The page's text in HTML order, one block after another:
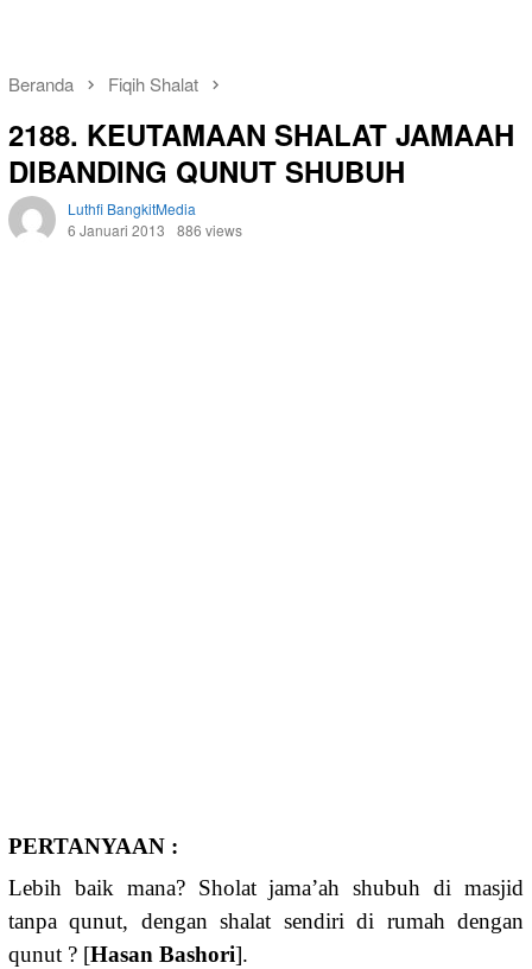
Beranda Fiqih Shalat
2188. KEUTAMAAN SHALAT JAMAAH
DIBANDING QUNUT SHUBUH
Luthfi BangkitMedia
6 Januari 2013
886 views
PERTANYAAN :
Lebih baik mana? Sholat jama’ah shubuh di masjid
tanpa qunut, dengan shalat sendiri di rumah dengan
qunut ? [Hasan Bashori].